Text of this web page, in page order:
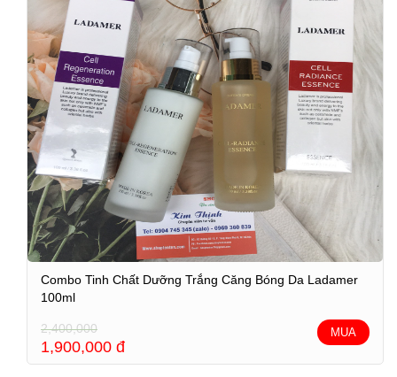
Combo Tinh Chất Dưỡng Trắng Căng Bóng Da Ladamer
100ml
2,400,000
1,900,000 đ
MUA